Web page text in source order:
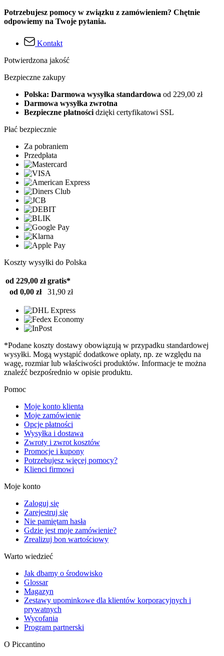
Potrzebujesz pomocy w związku z zamówieniem? Chętnie
odpowiemy na Twoje pytania.
Kontakt
Potwierdzona jakość
Bezpieczne zakupy
Polska: Darmowa wysyłka standardowa od 229,00 zł
Darmowa wysyłka zwrotna
Bezpieczne płatności dzięki certyfikatowi SSL
Płać bezpiecznie
Za pobraniem
Przedpłata
Koszty wysyłki do Polska
od 229,00 zł gratis*
od 0,00 zł
31,90 zł
*Podane koszty dostawy obowiązują w przypadku standardowej
wysyłki. Mogą wystąpić dodatkowe opłaty, np. ze względu na
wagę, rozmiar lub właściwości produktów. Informacje te można
znaleźć bezpośrednio w opisie produktu.
Pomoc
Moje konto klienta
Moje zamówienie
Opcje płatności
Wysyłka i dostawa
Zwroty i zwrot kosztów
Promocje i kupony
Potrzebujesz więcej pomocy?
Klienci firmowi
Moje konto
Zaloguj się
Zarejestruj się
Nie pamiętam hasła
Gdzie jest moje zamówienie?
Zrealizuj bon wartościowy
Warto wiedzieć
Jak dbamy o środowisko
Glossar
Magazyn
Zestawy upominkowe dla klientów korporacyjnych i
prywatnych
Wycofania
Program partnerski
O Piccantino